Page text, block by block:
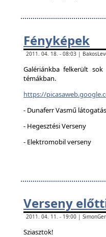
Fényképek
2011. 04. 18. - 08:03 |
Galériánkba felkerült
témákban.
https://
- Dunaferr Vasmű látogatás
- Hegesztési Verseny
- Elektromobil verseny
Verseny
2011. 04. 11. - 19:00 |
Sziasztok!